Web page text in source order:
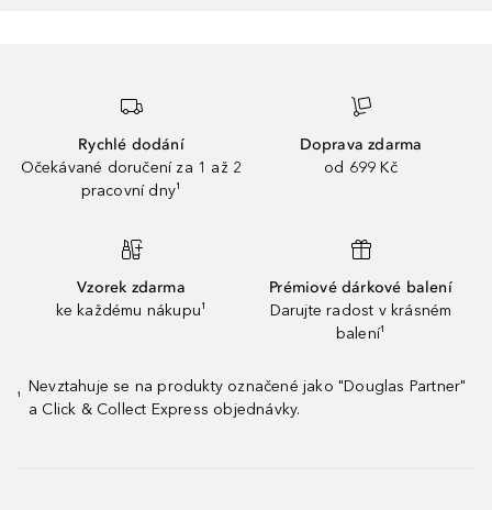
Rychlé dodání
Očekávané doručení za 1 až 2
pracovní dny¹
Doprava zdarma
od 699 Kč
Vzorek zdarma
ke každému nákupu¹
Prémiové dárkové balení
Darujte radost v krásném
balení¹
¹
Nevztahuje se na produkty označené jako "Douglas Partner"
a Click & Collect Express objednávky.